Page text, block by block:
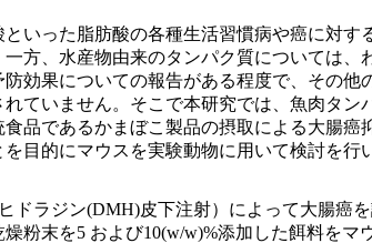
いった脂肪酸の各種生活習慣病や癌に対す
方、水産物由来のタンパク質については、
効果についての報告がある程度で、その他
ていません。そこで本研究では、魚肉タン
品であるかまぼこ製品の摂取による大腸癌
目的にマウスを実験動物に用いて検討を行
ドラジン(DMH)皮下注射）によって大腸癌
粉末を5 および10(w/w)%添加した餌料をマ